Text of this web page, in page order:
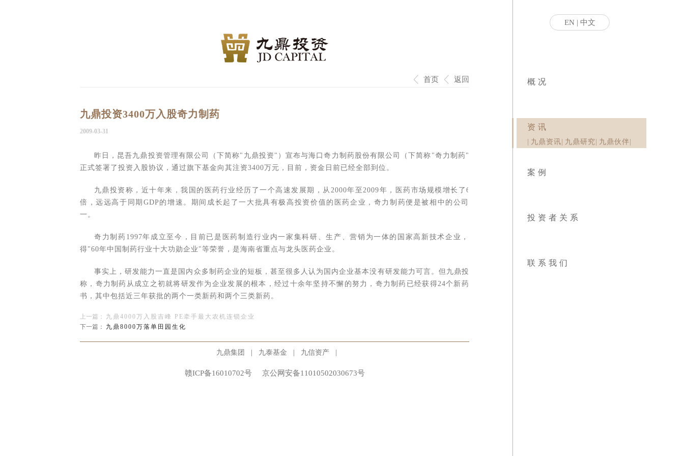
返回
首页
九鼎投资3400万入股奇力制药
2009-03-31
昨日，昆吾九鼎投资管理有限公司（下简称"九鼎投资"）宣布与海口奇力制药股份有限公司（下简称"奇力制药"）
正式签署了投资入股协议，通过旗下基金向其注资3400万元，目前，资金日前已经全部到位。
九鼎投资称，近十年来，我国的医药行业经历了一个高速发展期，从2000年至2009年，医药市场规模增长了6.5
倍，远远高于同期GDP的增速。期间成长起了一大批具有极高投资价值的医药企业，奇力制药便是被相中的公司之
一。
奇力制药1997年成立至今，目前已是医药制造行业内一家集科研、生产、营销为一体的国家高新技术企业，获
得"60年中国制药行业十大功勋企业"等荣誉，是海南省重点与龙头医药企业。
事实上，研发能力一直是国内众多制药企业的短板，甚至很多人认为国内企业基本没有研发能力可言。但九鼎投资
称，奇力制药从成立之初就将研发作为企业发展的根本，经过十余年坚持不懈的努力，奇力制药已经获得24个新药证
书，其中包括近三年获批的两个一类新药和两个三类新药。
医药行业是九鼎投资重点关注的投资领域之一，去年年底，九鼎投资发起设立了国内首个民营医药产业基金，专门
针对医药行业的成熟优质企业进行参股投资。九鼎投资设立的昆吾九鼎（北京）医药投资管理有限公司成为其运作医药
基金的主要平台。
上一篇： 九鼎4000万入股吉峰 PE牵手最大农机连锁企业
下一篇： 九鼎8000万落单田园生化
九鼎集团 | 九泰基金 | 九信资产 |
赣ICP备16010702号 京公网安备11010502030673号
EN| 中文
概况
资讯
九鼎资讯 九鼎研究 九鼎伙伴
案例
投资者关系
联系我们